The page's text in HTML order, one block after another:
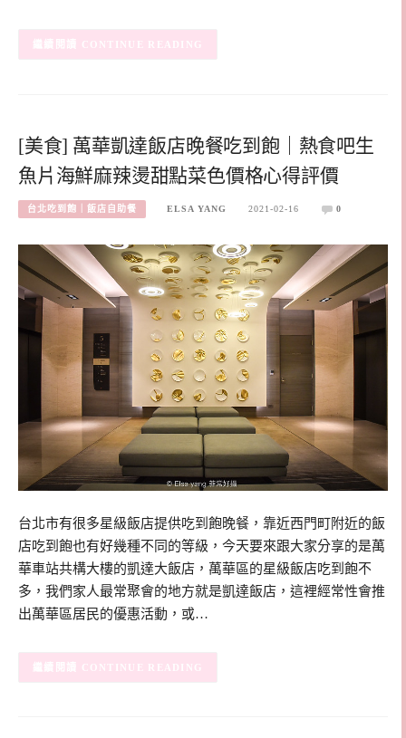
CONTINUE READING
[美食] 萬華凱達飯店晚餐吃到飽｜熱食吧生
魚片海鮮麻辣燙甜點菜色價格心得評價
台北吃到飽｜飯店自助餐 ELSA YANG 2021-02-16 0
台北市有很多星級飯店提供吃到飽晚餐，靠近西門町附近的飯
店吃到飽也有好幾種不同的等級，今天要來跟大家分享的是萬
華車站共構大樓的凱達大飯店，萬華區的星級飯店吃到飽不
多，我們家人最常聚會的地方就是凱達飯店，這裡經常性會推
出萬華區居民的優惠活動，或…
CONTINUE READING